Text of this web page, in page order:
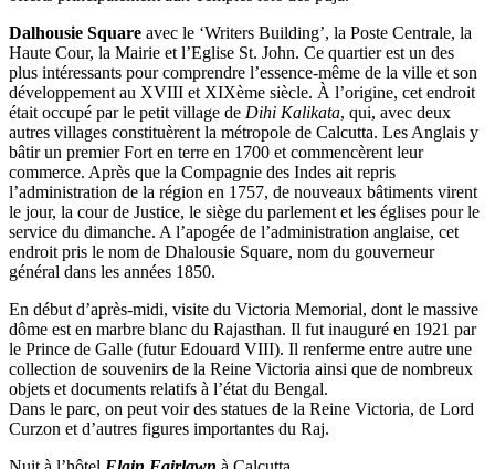
Dalhousie Square avec le ‘Writers Building’, la Poste Centrale, la
Haute Cour, la Mairie et l’Eglise St. John. Ce quartier est un des
plus intéressants pour comprendre l’essence-même de la ville et son
développement au XVIII et XIXème siècle. À l’origine, cet endroit
était occupé par le petit village de Dihi Kalikata, qui, avec deux
autres villages constituèrent la métropole de Calcutta. Les Anglais y
bâtir un premier Fort en terre en 1700 et commencèrent leur
commerce. Après que la Compagnie des Indes ait repris
l’administration de la région en 1757, de nouveaux bâtiments virent
le jour, la cour de Justice, le siège du parlement et les églises pour le
service du dimanche. A l’apogée de l’administration anglaise, cet
endroit pris le nom de Dhalousie Square, nom du gouverneur
général dans les années 1850.
En début d’après-midi, visite du Victoria Memorial, dont le massive
dôme est en marbre blanc du Rajasthan. Il fut inauguré en 1921 par
le Prince de Galle (futur Edouard VIII). Il renferme entre autre une
collection de souvenirs de la Reine Victoria ainsi que de nombreux
objets et documents relatifs à l’état du Bengal.
Dans le parc, on peut voir des statues de la Reine Victoria, de Lord
Curzon et d’autres figures importantes du Raj.